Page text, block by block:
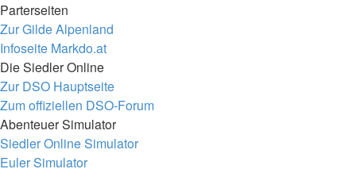
Parterseiten
Zur Gilde Alpenland
Infoseite Markdo.at
Die Siedler Online
Zur DSO Hauptseite
Zum offiziellen DSO-Forum
Abenteuer Simulator
Siedler Online Simulator
Euler Simulator